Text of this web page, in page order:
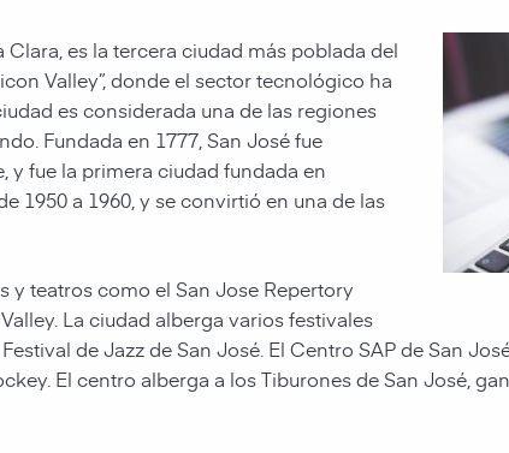
es la tercera ciudad más poblada del
Valley”, donde el sector tecnológico ha
es considerada una de las regiones
Fundada en 1777, San José fue
y fue la primera ciudad fundada en
1950 a 1960, y se convirtió en una de las
y teatros como el San Jose Repertory
La ciudad alberga varios festivales
de Jazz de San José. El Centro SAP de San
El centro alberga a los Tiburones de San José,